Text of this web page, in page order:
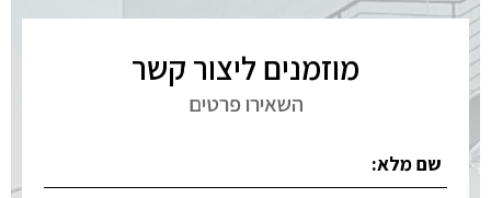
מוזמנים ליצור קשר
השאירו פרטים